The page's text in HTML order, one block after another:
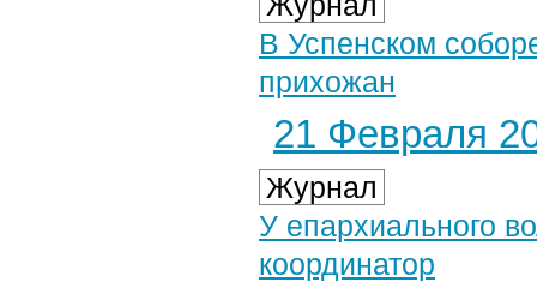
В Успенском
прихожан
21 Февраля
Журнал
У епархиального
координатор